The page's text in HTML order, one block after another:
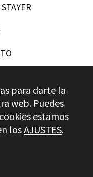
LEGAL
USO DE COOKIES
para darte la
web. Puedes
estamos
losAJUSTES.